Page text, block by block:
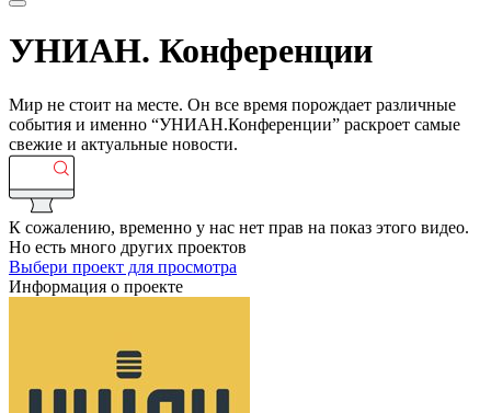
УНИАН. Конференции
Мир не стоит на месте. Он все время порождает различные
события и именно “УНИАН.Конференции” раскроет самые
свежие и актуальные новости.
К сожалению, временно у нас нет прав на показ этого видео.
Но есть много других проектов
Выбери проект для просмотра
Информация о проекте